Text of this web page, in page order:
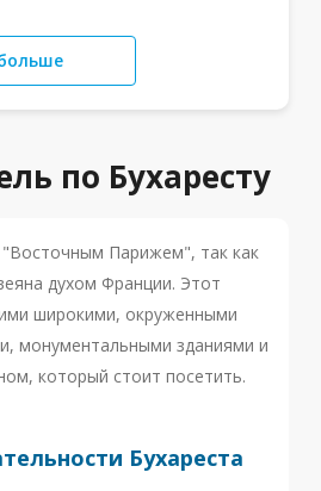
по Бухаресту
"Восточным Парижем", так как
духом Франции. Этот
широкими, окруженными
монументальными зданиями и
который стоит посетить.
Бухареста